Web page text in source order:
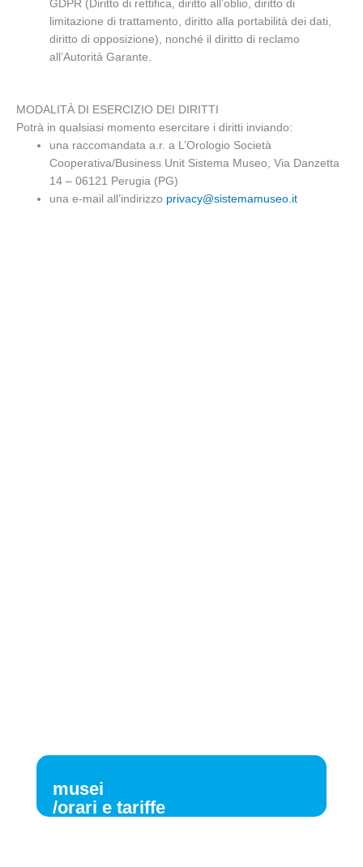
GDPR (Diritto di rettifica, diritto all’oblio, diritto di
limitazione di trattamento, diritto alla portabilità dei dati,
diritto di opposizione), nonché il diritto di reclamo
all’Autorità Garante.
MODALITÀ DI ESERCIZIO DEI DIRITTI
Potrà in qualsiasi momento esercitare i diritti inviando:
una raccomandata a.r. a L’Orologio Società
Cooperativa/Business Unit Sistema Museo, Via Danzetta
14 – 06121 Perugia (PG)
una e-mail all’indirizzo privacy@sistemamuseo.it
musei
/orari e tariffe